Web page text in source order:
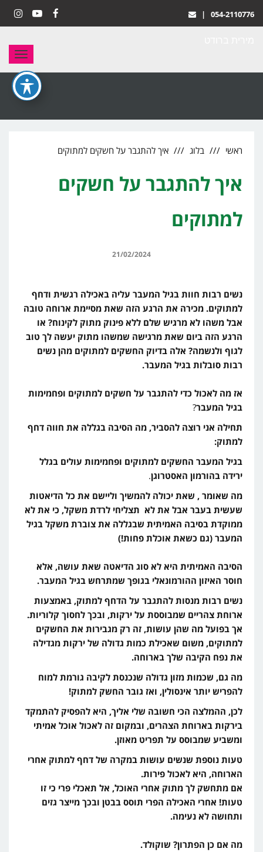
054-2110776
|
ראשי בלוג איך להתגבר על חשקים למתוקים
איך להתגבר על חשקים
למתוקים
21/02/2024
נשים רבות חוות בגיל המעבר עליה באכילה רגשית ודחף
למתוקים. מכירה את הרגע הזה שאת מסיימת ארוחה טובה
אבל משהו לא מרגיש שלם ללא פינוק מתוק לקינוח? או
הרגע הזה ביום שאת מרגישה שמשהו מתוק יעשה לך טוב
לגוף ולנשמה? אלה בדיוק החשקים למתוקים מהן נשים
רבות סובלות בגיל המעבר.
אז מה לאכול כדי להתגבר על חשקים למתוקים ופחמימות
בגיל המעבר?
תחילה אני רוצה להסביר, מה הסיבה בגללה את חווה דחף
למתוק:
בגיל המעבר החשקים למתוקים ופחמימות עולים בגלל
ירידה בהורמון האסטרוגן.
מה שאומר , שאת יכולה להמשיך וליישם את כל הדיאטות
שעשית בעבר אבל את לא תצליחי לרדת משקל, כי את לא
ממוקדת בסיבה האמיתית שבגללה את צוברת משקל בגיל
המעבר (גם כשאת אוכלת פחות!)
הסיבה האמיתית היא לא סוג הדיאטה שאת עושה, אלא
חוסר האיזון ההורמונאלי בגופך שמתרחש בגיל המעבר.
נשים רבות מנסות להתגבר על הדחף למתוק, באמצעות
ארוחת צהריים שמבוססת על ירקות, ובכך לחסוך קלוריות.
אך בפועל מה שהן עושות, זה רק מגבירות את החשקים
למתוקים, משום שאכילת כמות גדולה של ירקות מגדילה
את נפח הקיבה שלך בארוחה.
מה גם, שכמות מזון גדולה שנכנסת לקיבה גורמת למוח
להפריש יותר אינסולין, ואז גובר החשק למתוק!
לכן, ההמלצה הכי חשובה שלי אליך, היא להפסיק להתמקד
בירקות בארוחת הצהרים, ובמקום זה לאכול אוכל אמיתי
ומשביע שמבוסס על תפריט מאוזן.
טעות נוספת שנשים עושות במקרה של דחף למתוק אחרי
הארוחה, היא לאכול פירות.
אם מתחשק לך מתוק אחרי האוכל, אל תאכלי פרי כי זו
טעות! אחרי האכילה הפרי תוסס בבטן ובכך מייצר גזים
ותחושה לא נעימה.
מה אם כן הפתרון? שוקולד.